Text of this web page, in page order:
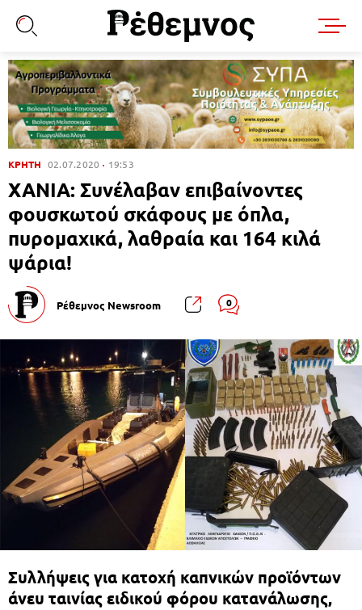
ΚΡΗΤΗ 02.07.2020 19:53
ΧΑΝΙΑ: Συνέλαβαν επιβαίνοντες
φουσκωτού σκάφους με όπλα,
πυρομαχικά, λαθραία και 164 κιλά
ψάρια!
Ρέθεμνος Newsroom 0
Συλλήψεις για κατοχή καπνικών προϊόντων
άνευ ταινίας ειδικού φόρου κατανάλωσης,